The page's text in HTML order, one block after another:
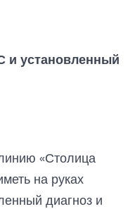
и установленный
«Столица
на руках
диагноз и